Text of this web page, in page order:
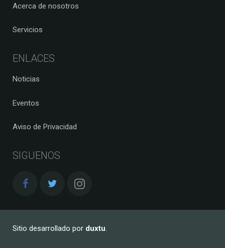
Acerca de nosotros
Servicios
ENLACES
Noticias
Eventos
Aviso de Privacidad
SIGUENOS
Sitio desarrollado por duxtu.